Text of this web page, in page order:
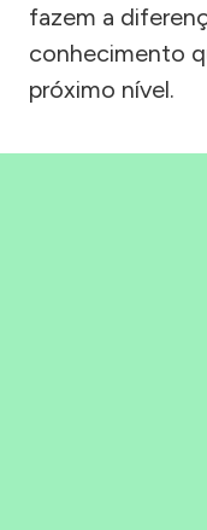
fazem a
conhecimento
próximo nível.